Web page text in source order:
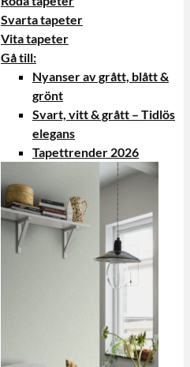
Svarta tapeter
Vita tapeter
Gå till:
Nyanser av grått, blått &
grönt
Svart, vitt & grått – Tidlös
elegans
Tapettrender 2026